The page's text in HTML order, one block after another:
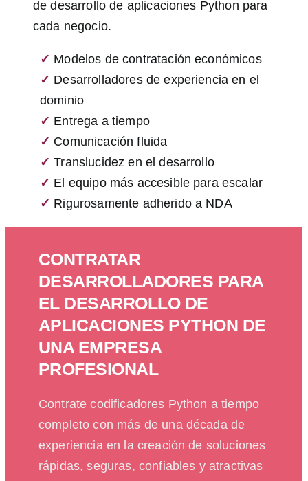
de desarrollo de aplicaciones Python para
cada negocio.
✓ Modelos de contratación económicos
✓ Desarrolladores de experiencia en el
dominio
✓ Entrega a tiempo
✓ Comunicación fluida
✓Translucidez en el desarrollo
✓ El equipo más accesible para escalar
✓ Rigurosamente adherido a NDA
CONTRATAR
DESARROLLADORES PARA
EL DESARROLLO DE
APLICACIONES PYTHON DE
UNA EMPRESA
PROFESIONAL
Contrate codificadores Python a tiempo
completo con más de una década de
experiencia en la creación de soluciones
rápidas, seguras, confiables y atractivas